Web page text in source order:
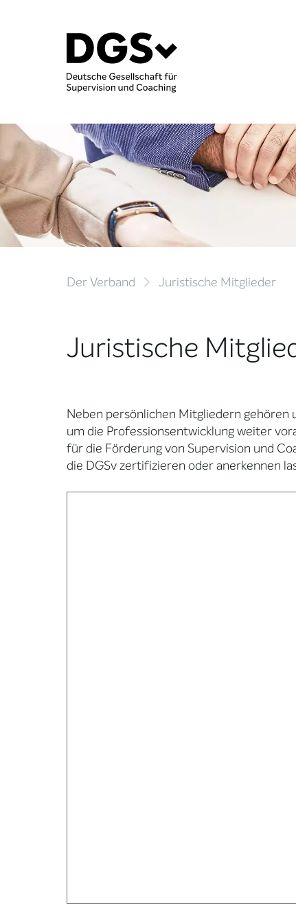
Der Verband Juristische Mitglieder
Juristische
Neben persönlichen Mitgliedern gehören
um die Professionsentwicklung weiter
für die Förderung von Supervision und
die DGSv zertifizieren oder anerkennen